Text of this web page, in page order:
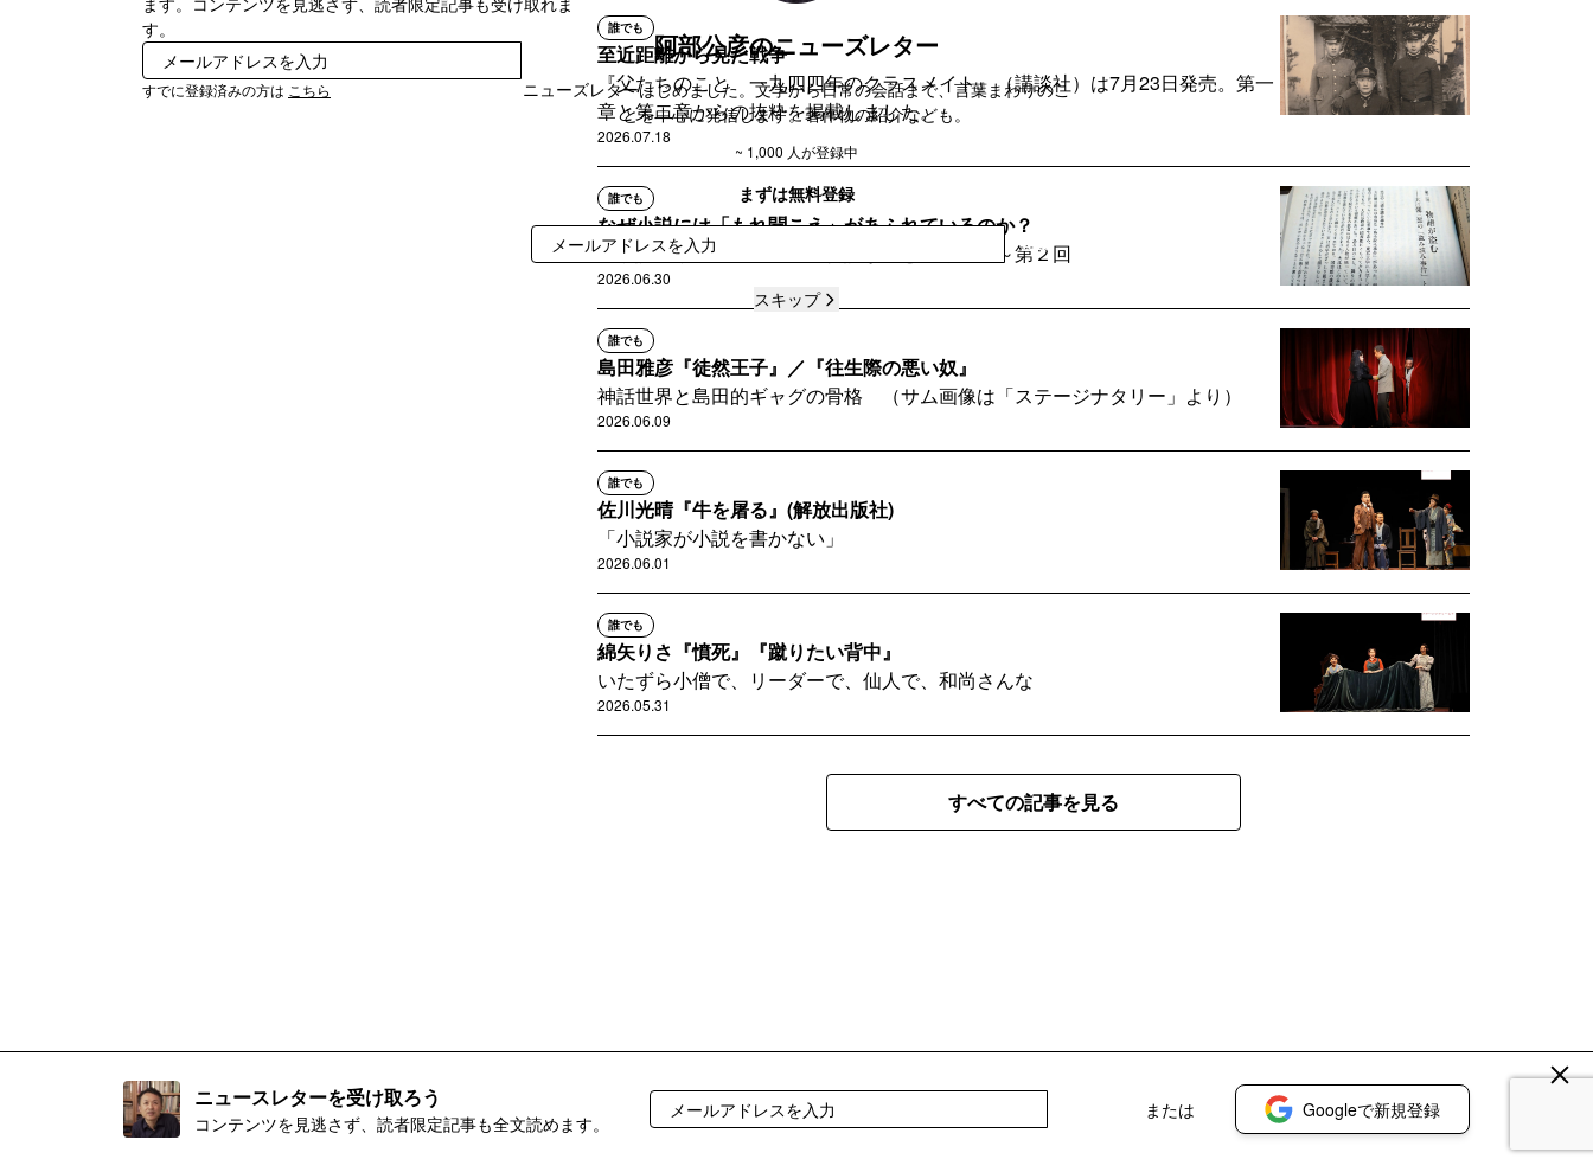
ニュースレターを受け取ろう
コンテンツを見逃さず、読者限定記事も全文読めます。
または Googleで新規登録
す。
すでに登録済みの方は こちら
誰でも
至近距離から見た戦争
『父たちのこと 一九四四年のクラスメイト』（講談社）は7月23日発売。第一
章と第二章からの抜粋を掲載しました。
2026.07.18
誰でも
なぜ小説には「もれ聞こえ」があふれているのか？
『小説トリッパー』連載「物語が盗む」第１回～第２回
2026.06.30
誰でも
島田雅彦『徒然王子』／『往生際の悪い奴』
神話世界と島田的ギャグの骨格 （サム画像は「ステージナタリー」より）
2026.06.09
誰でも
佐川光晴『牛を屠る』(解放出版社)
「小説家が小説を書かない」
2026.06.01
誰でも
綿矢りさ『憤死』『蹴りたい背中』
いたずら小僧で、リーダーで、仙人で、和尚さんな
2026.05.31
すべての記事を見る
阿部公彦のニューズレター
ニューズレターはじめました。文学から日常の会話まで、言葉まわりのこ
とを中心に発信します。著作物の紹介なども。
~ 1,000 人が登録中
まずは無料登録
登録
スキップ